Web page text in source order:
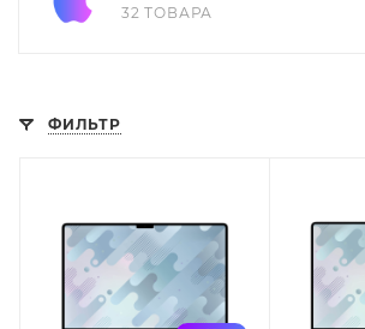
32 ТОВАРА
ФИЛЬТР